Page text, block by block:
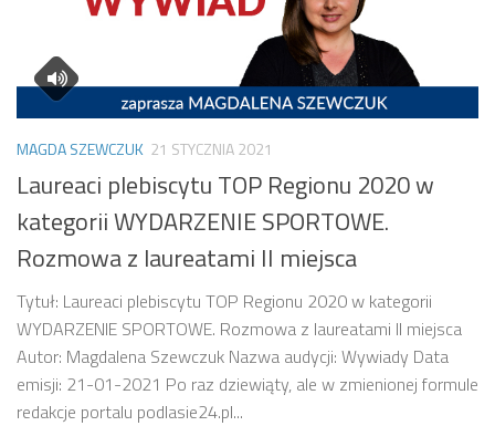
MAGDA SZEWCZUK 21 STYCZNIA 2021
Laureaci plebiscytu TOP Regionu 2020 w
kategorii WYDARZENIE SPORTOWE.
Rozmowa z laureatami II miejsca
Tytuł: Laureaci plebiscytu TOP Regionu 2020 w kategorii
WYDARZENIE SPORTOWE. Rozmowa z laureatami II miejsca
Autor: Magdalena Szewczuk Nazwa audycji: Wywiady Data
emisji: 21-01-2021 Po raz dziewiąty, ale w zmienionej formule
redakcje portalu podlasie24.pl...